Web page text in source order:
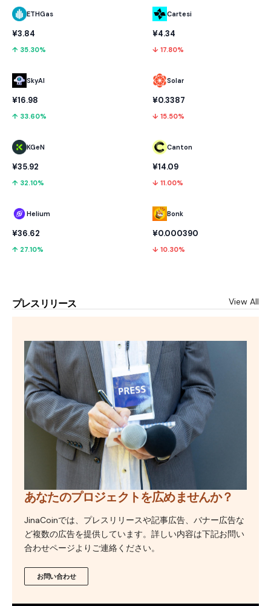
ETHGas
¥3.84
↑ 35.30%
SkyAI
¥16.98
↑ 33.60%
KGeN
¥35.92
↑ 32.10%
Helium
¥36.62
↑ 27.10%
Cartesi
¥4.34
↓ 17.80%
Solar
¥0.3387
↓ 15.50%
Canton
¥14.09
↓ 11.00%
Bonk
¥0.000390
↓ 10.30%
プレスリリース View All
あなたのプロジェクトを広めませんか？
JinaCoinでは、プレスリリースや記事広告、バナー広告な
ど複数の広告を提供しています。詳しい内容は下記お問い
合わせページよりご連絡ください。
お問い合わせ